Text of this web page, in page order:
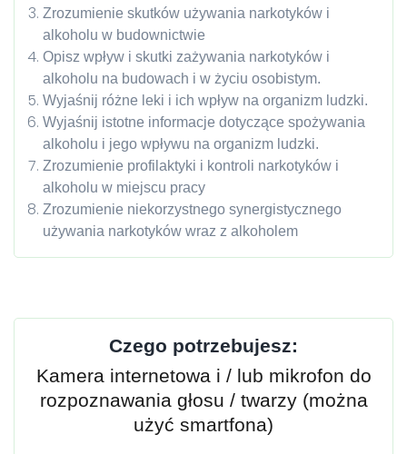
Zrozumienie skutków używania narkotyków i
alkoholu w budownictwie
Opisz wpływ i skutki zażywania narkotyków i
alkoholu na budowach i w życiu osobistym.
Wyjaśnij różne leki i ich wpływ na organizm ludzki.
Wyjaśnij istotne informacje dotyczące spożywania
alkoholu i jego wpływu na organizm ludzki.
Zrozumienie profilaktyki i kontroli narkotyków i
alkoholu w miejscu pracy
Zrozumienie niekorzystnego synergistycznego
używania narkotyków wraz z alkoholem
Czego potrzebujesz:
Kamera internetowa i / lub mikrofon do
rozpoznawania głosu / twarzy (można
użyć smartfona)